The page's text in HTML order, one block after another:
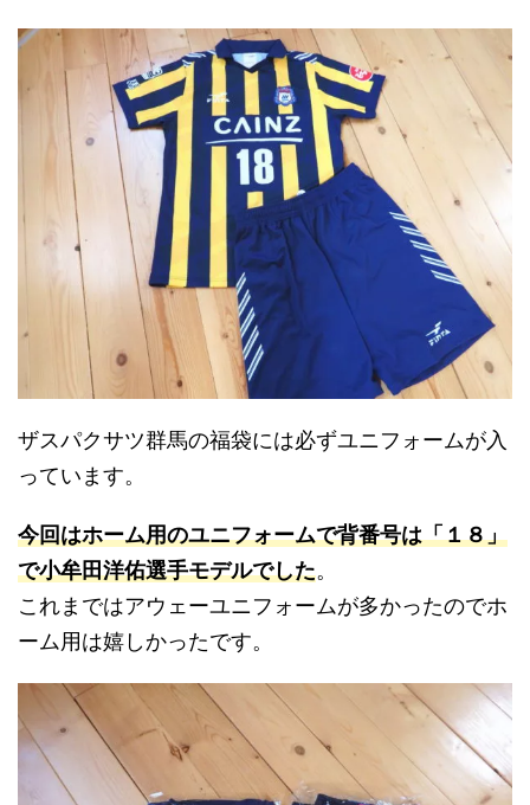
ザスパクサツ群馬の福袋には必ずユニフォームが入
っています。
今回はホーム用のユニフォームで背番号は「１８」
で小牟田洋佑選手モデルでした。
これまではアウェーユニフォームが多かったのでホ
ーム用は嬉しかったです。